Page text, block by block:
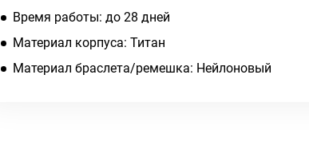
Время работы: до 28 дней
Материал корпуса: Титан
Материал браслета/ремешка: Нейлоновый